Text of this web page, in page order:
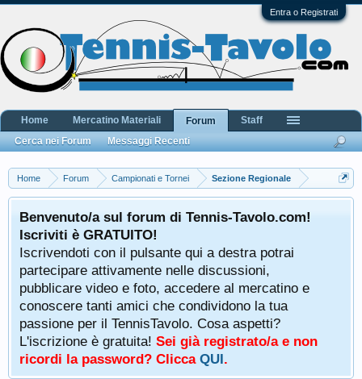
Entra o Registrati
Home Forum Campionati e Tornei Sezione Regionale
Benvenuto/a sul forum di Tennis-Tavolo.com!
Iscriviti è GRATUITO!
Iscrivendoti con il pulsante qui a destra potrai
partecipare attivamente nelle discussioni,
pubblicare video e foto, accedere al mercatino e
conoscere tanti amici che condividono la tua
passione per il TennisTavolo. Cosa aspetti?
L'iscrizione è gratuita! Sei già registrato/a e non
ricordi la password? Clicca QUI.
Home Mercatino Materiali
Forum
Cerca nei Forum
Messaggi Recenti
Staff